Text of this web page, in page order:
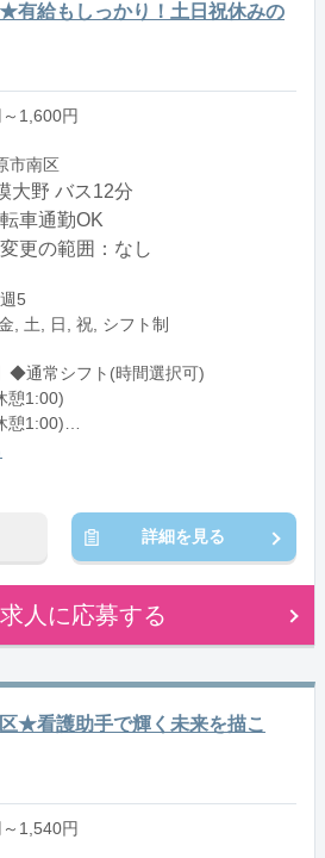
有給もしっかり！土日祝休みの
1,600円
市南区
大野 バス12分
車通勤OK
更の範囲：なし
5
, 土, 日, 祝, シフト制
◆通常シフト(時間選択可)
憩1:00)
憩1:00)
憩1:00)
詳細を見る
人に応募する
★看護助手で輝く未来を描こ
1,540円